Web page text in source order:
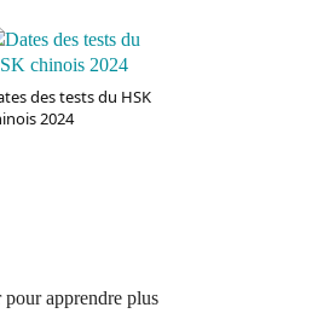
des tests du HSK
2024
apprendre plus